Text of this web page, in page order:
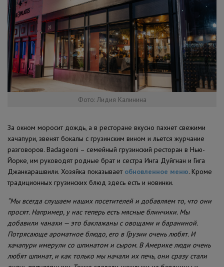
Фото: Лидия Калинина
За окном моросит дождь, а в ресторане вкусно пахнет свежими
хачапури, звенят бокалы с грузинским вином и льется журчание
разговоров. Badageoni – семейный грузинский ресторан в Нью-
Йорке, им руководят родные брат и сестра Инга Дуйгнан и Гига
Джанкарашвили. Хозяйка показывает обновленное меню. Кроме
традиционных грузинских блюд здесь есть и новинки.
“Мы всегда слушаем наших посетителей и добавляем то, что они
просят. Например, у нас теперь есть мясные блинчики. Мы
добавили чанахи — это баклажаны с овощами и бараниной.
Потрясающе ароматное блюдо, его в Грузии очень любят. И
хачапури имерули со шпинатом и сыром. В Америке люди очень
любят шпинат, и как только мы начали их печь, они сразу стали